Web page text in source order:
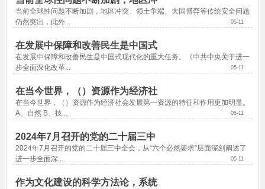
当前全球性问题不断加剧，地区冲突、领土争端、大国博弈等传统安全问题
仍然突出，此外...
05-11
在发展中保障和改善民生是中国式
在发展中保障和改善民生是中国式现代化的重大任务。《中共中央关于进一
步全面深化改革...
05-11
在当今世界，（）资源作为经济社
在当今世界，（）资源作为经济社会发展第一资源的特征和作用更加明显。
A、自然 B、技...
05-11
2024年7月召开的党的二十届三中
2024年7月召开的党的二十届三中全会，从“六个必然要求”层面深刻阐述了
进一步全面深...
05-11
作为文化建设的科学方法论，系统